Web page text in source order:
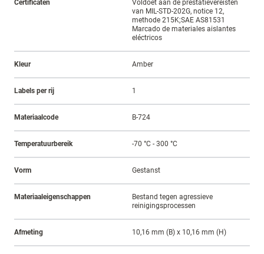
Certificaten
Voldoet aan de prestatievereisten
van MIL-STD-202G, notice 12,
methode 215K;SAE AS81531
Marcado de materiales aislantes
eléctricos
Kleur Amber
Labels per rij 1
Materiaalcode B-724
Temperatuurbereik -70 °C - 300 °C
Vorm Gestanst
Materiaaleigenschappen
Bestand tegen agressieve
reinigingsprocessen
Afmeting 10,16 mm (B) x 10,16 mm (H)